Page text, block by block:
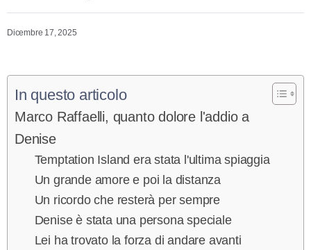
Dicembre 17, 2025
In questo articolo
Marco Raffaelli, quanto dolore l'addio a
Denise
Temptation Island era stata l'ultima spiaggia
Un grande amore e poi la distanza
Un ricordo che resterà per sempre
Denise è stata una persona speciale
Lei ha trovato la forza di andare avanti